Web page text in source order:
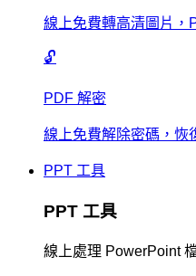
線上免費轉高清圖片，
🔓
PDF 解密
線上免費解除密碼，恢
PPT 工具
PPT 工具
線上處理 PowerPoint